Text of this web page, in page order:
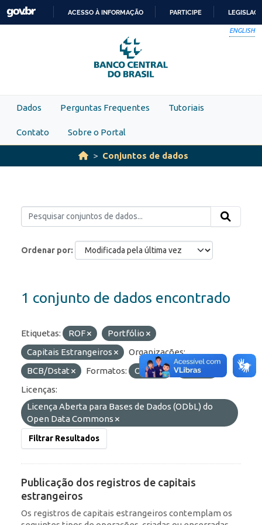
Skip to main content
PARA
O
CONTEÚDO
ACESSO À INFORMAÇÃO PARTICIPE
ENGLISH
Dados Perguntas Frequentes Tutoriais
Contato Sobre o Portal
Conjuntos de dados
Ordenar por
1 conjunto de dados encontrado
Etiquetas: ROF
Portfólio
Capitais Estrangeiros
Organizações:
BCB/Dstat
Formatos: OData
HTML
Licenças:
Licença Aberta para Bases de Dados (ODbL) do
Open Data Commons
Filtrar Resultados
Publicação dos registros de capitais
estrangeiros
Os registros de capitais estrangeiros contemplam os